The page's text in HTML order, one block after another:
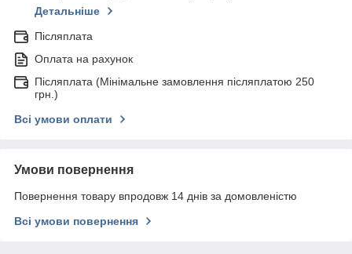
Детальніше
Післяплата
Оплата на рахунок
Післяплата (Мінімальне замовлення післяплатою 250
грн.)
Всі умови оплати
Умови повернення
Повернення товару впродовж 14 днів за домовленістю
Всі умови повернення